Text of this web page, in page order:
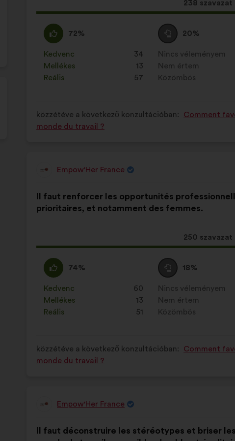
Ez
a
a
következő
mennyiségű
szavazatot
238 szavazat
Egyetértek
:
72%
Ezt
a
javaslatot
a
következő
Kedvenc
: 34
szer
Mellékes
: 13
szer
Reális
: 57
szer
Semleges
szavazat
:
20%
Ezt
a
javaslatot
a
következő
Nincs véleményem
:szer
Nem értem
:szer
Közömbös
:szer
közzétéve a következő konzultációban:
Comment
monde du travail ?
szerzője:
Empow'Her France
javaslat
tartalma:
Il faut renforcer les opportunités
prioritaires, et notamment des femmes.
Ez
a
a
következő
mennyiségű
szavazatot
250 szavazat
következő
megoszlásban:
Egyetértek
:
74%
Ezt
a
javaslatot
a
következő
Kedvenc
: 60
szer
Mellékes
: 13
szer
Reális
: 51
szer
Semleges
szavazat
:
18%
Ezt
a
javaslatot
a
következő
Nincs véleményem
:szer
Nem értem
:szer
Közömbös
:szer
közzétéve a következő konzultációban:
Comment
monde du travail ?
szerzője:
Empow'Her France
javaslat
Il faut déconstruire les stéréotypes et briser
következő